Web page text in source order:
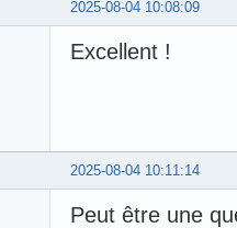
2025-08-04 10:08:09
Excellent !
2025-08-04 10:11:14
Peut être une